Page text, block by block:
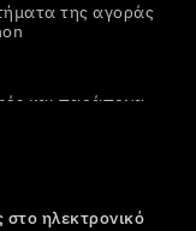
της αγοράς
και παράπονα
και πληρωμή
λογαριασμός
B2B
στο ηλεκτρονικό